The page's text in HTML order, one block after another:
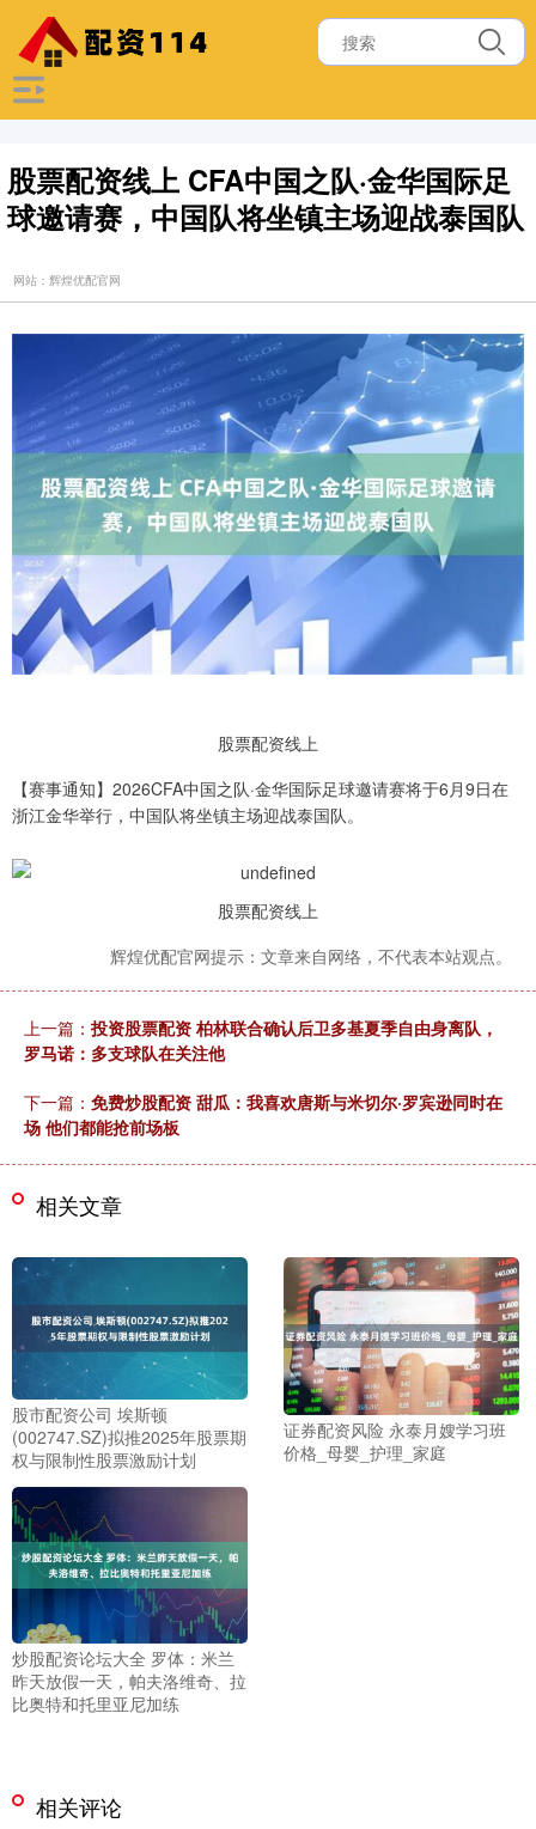
股票配资线上 CFA中国之队·金华国际足
球邀请赛，中国队将坐镇主场迎战泰国队
网站：辉煌优配官网
股票配资线上
【赛事通知】2026CFA中国之队·金华国际足球邀请赛将于6月9日在
浙江金华举行，中国队将坐镇主场迎战泰国队。
股票配资线上
辉煌优配官网提示：文章来自网络，不代表本站观点。
上一篇： 投资股票配资 柏林联合确认后卫多基夏季自由身离队，
罗马诺：多支球队在关注他
下一篇： 免费炒股配资 甜瓜：我喜欢唐斯与米切尔·罗宾逊同时在
场 他们都能抢前场板
相关文章
股市配资公司 埃斯顿
(002747.SZ)拟推2025年股票期
权与限制性股票激励计划
证券配资风险 永泰月嫂学习班
价格_母婴_护理_家庭
炒股配资论坛大全 罗体：米兰
昨天放假一天，帕夫洛维奇、拉
比奥特和托里亚尼加练
相关评论